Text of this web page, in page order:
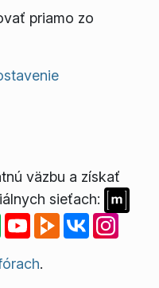
priamo zo
väzbu a získať
sieťach:
.